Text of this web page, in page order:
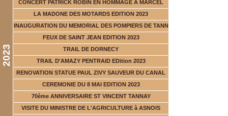
2023
CONCERT PATRICK ROBIN EN HOMMAGE A MARCEL
LA MADONE DES MOTARDS EDITION 2023
INAUGURATION DU MEMORIAL DES POMPIERS DE TANN
FEUX DE SAINT JEAN EDITION 2023
TRAIL DE DORNECY
TRAIL D'AMAZY PENTRAID EDition 2023
RENOVATION STATUE PAUL ZIVY SAUVEUR DU CANAL
CEREMONIE DU 8 MAI EDITION 2023
70ème ANNIVERSAIRE ST VINCENT TANNAY
VISITE DU MINISTRE DE L'AGRICULTURE à ASNOIS